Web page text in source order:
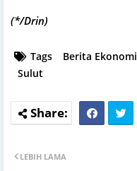
(*/Drin)
Tags Berita Ekonomi
Sulut
LEBIH LAMA